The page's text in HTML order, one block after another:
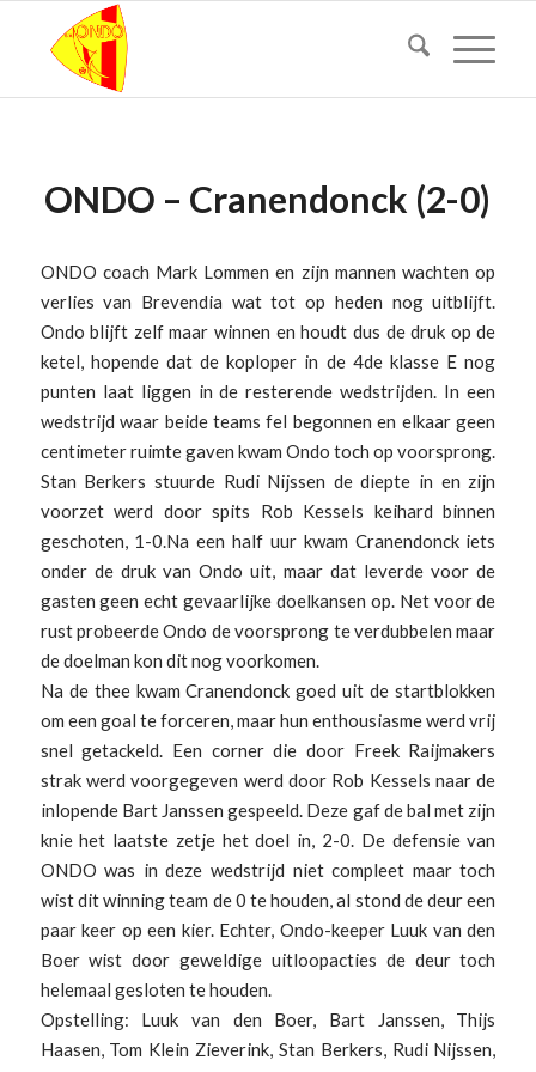
ONDO – Cranendonck (2-0)
ONDO coach Mark Lommen en zijn mannen wachten op
verlies van Brevendia wat tot op heden nog uitblijft.
Ondo blijft zelf maar winnen en houdt dus de druk op de
ketel, hopende dat de koploper in de 4de klasse E nog
punten laat liggen in de resterende wedstrijden. In een
wedstrijd waar beide teams fel begonnen en elkaar geen
centimeter ruimte gaven kwam Ondo toch op voorsprong.
Stan Berkers stuurde Rudi Nijssen de diepte in en zijn
voorzet werd door spits Rob Kessels keihard binnen
geschoten, 1-0.Na een half uur kwam Cranendonck iets
onder de druk van Ondo uit, maar dat leverde voor de
gasten geen echt gevaarlijke doelkansen op. Net voor de
rust probeerde Ondo de voorsprong te verdubbelen maar
de doelman kon dit nog voorkomen.
Na de thee kwam Cranendonck goed uit de startblokken
om een goal te forceren, maar hun enthousiasme werd vrij
snel getackeld. Een corner die door Freek Raijmakers
strak werd voorgegeven werd door Rob Kessels naar de
inlopende Bart Janssen gespeeld. Deze gaf de bal met zijn
knie het laatste zetje het doel in, 2-0. De defensie van
ONDO was in deze wedstrijd niet compleet maar toch
wist dit winning team de 0 te houden, al stond de deur een
paar keer op een kier. Echter, Ondo-keeper Luuk van den
Boer wist door geweldige uitloopacties de deur toch
helemaal gesloten te houden.
Opstelling: Luuk van den Boer, Bart Janssen, Thijs
Haasen, Tom Klein Zieverink, Stan Berkers, Rudi Nijssen,